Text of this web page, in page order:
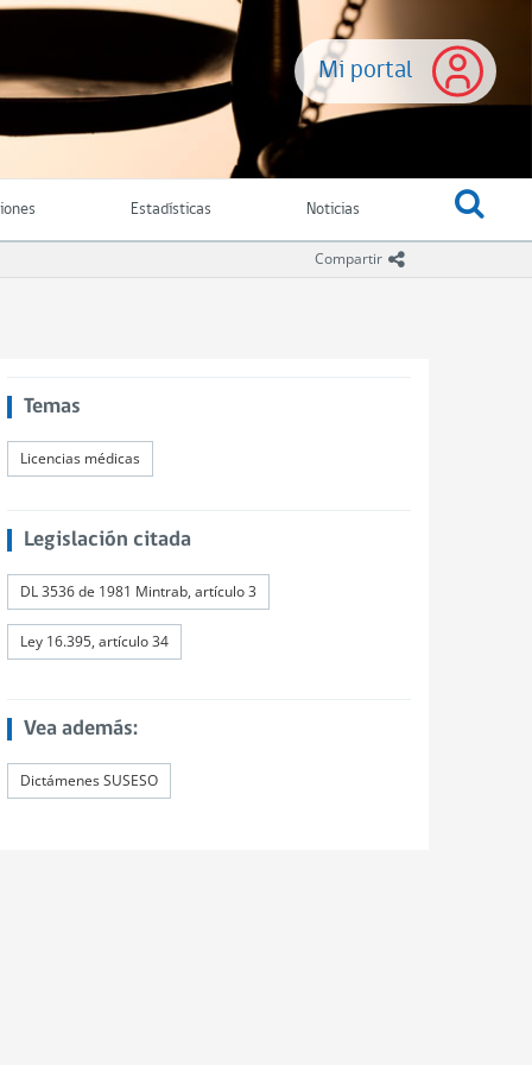
Mi portal
Estadísticas Noticias
Compartir icono compartir
Temas
Licencias médicas
Legislación citada
DL 3536 de 1981 Mintrab, artículo 3
Ley 16.395, artículo 34
Vea además:
Dictámenes SUSESO